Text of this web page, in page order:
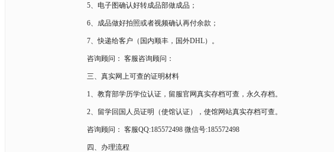
5、电子图确认好转成品部做成品；
6、成品做好拍照或者视频确认再付余款；
7、快递给客户（国内顺丰，国外DHL）。
咨询顾问： 客服咨询顾问：
三、真实网上可查的证明材料
1、教育部学历学位认证，留服官网真实存档可查，永久存档。
2、留学回国人员证明（使馆认证），使馆网站真实存档可查。
咨询顾问： 客服QQ:185572498 微信号:185572498
四、办理流程